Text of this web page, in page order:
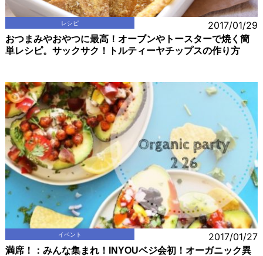
レシピ 2017/01/29
おつまみやおやつに最高！オーブンやトースターで焼く簡
単レシピ。サックサク！トルティーヤチップスの作り方
イベント 2017/01/27
満席！：みんな集まれ！INYOUベジ会初！オーガニック異